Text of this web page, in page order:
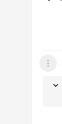
عرض القائمة